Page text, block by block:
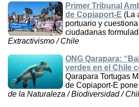
Primer Tribunal
de Copiaport-E (La
portuario y
ciudadanas
Extractivismo / Chile
ONG Qarapara:
verdes en el Chile
Qarapara Tortugas
de Copiaport-E
de la Naturaleza / Biodiversidad /